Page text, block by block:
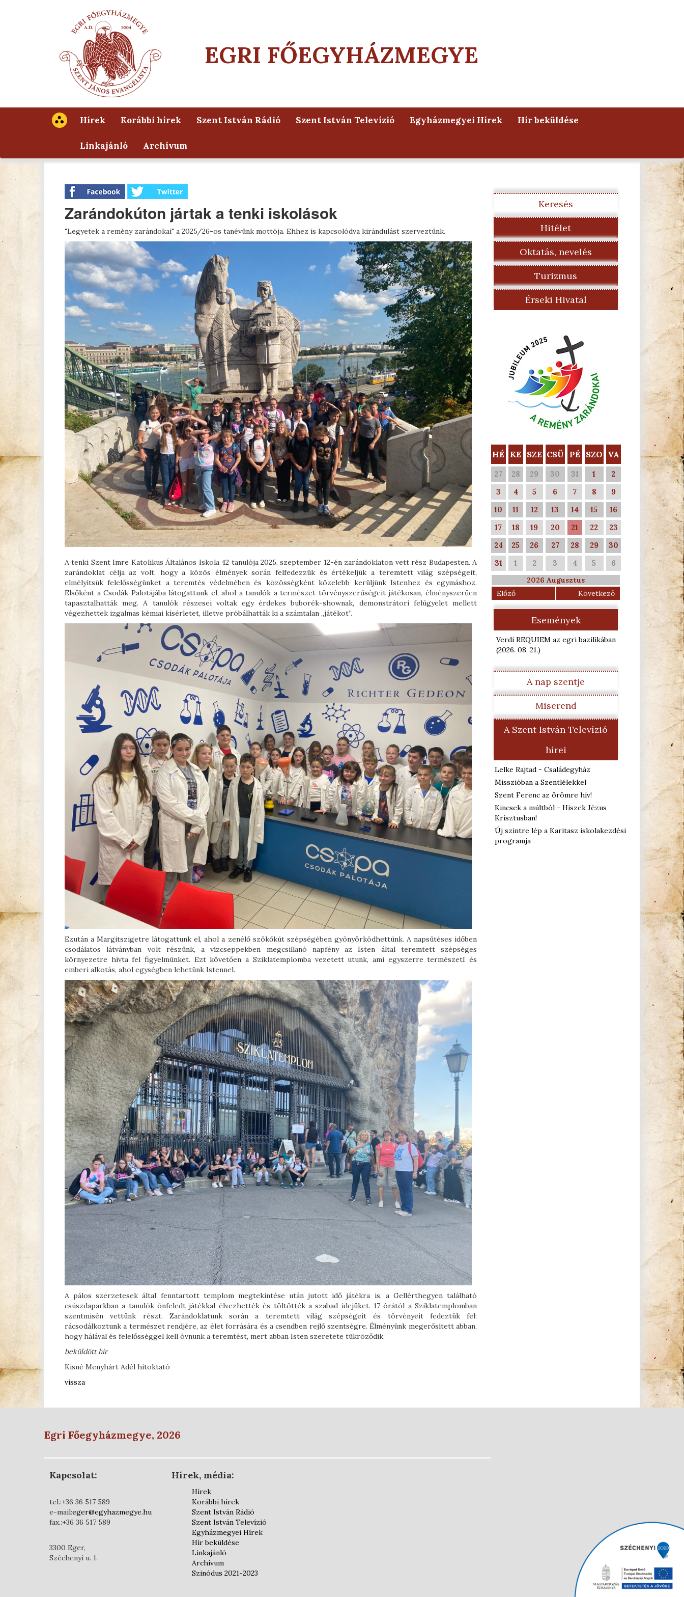
EGRI FŐEGYHÁZMEGYE
Hírek Korábbi hírek Szent István Rádió Szent István Televízió Egyházmegyei Hírek Hír beküldése
Linkajánló Archívum
Zarándokúton jártak a tenki iskolások
"Legyetek a remény zarándokai" a 2025/26-os tanévünk mottója. Ehhez is kapcsolódva kirándulást szerveztünk.
A tenki Szent Imre Katolikus Általános Iskola 42 tanulója 2025. szeptember 12-én zarándoklaton vett rész Budapesten. A
zarándoklat célja az volt, hogy a közös élmények során felfedezzük és értékeljük a teremtett világ szépségeit,
elmélyítsük felelősségünket a teremtés védelmében és közösségként közelebb kerüljünk Istenhez és egymáshoz.
Elsőként a Csodák Palotájába látogattunk el, ahol a tanulók a természet törvényszerűségeit játékosan, élményszerűen
tapasztalhatták meg. A tanulók részesei voltak egy érdekes buborék-shownak, demonstrátori felügyelet mellett
végezhettek izgalmas kémiai kísérletet, illetve próbálhatták ki a számtalan „játékot”.
Ezután a Margitszigetre látogattunk el, ahol a zenélő szökőkút szépségében gyönyörködhettünk. A napsütéses időben
csodálatos látványban volt részünk, a vízcseppekben megcsillanó napfény az Isten által teremtett szépséges
környezetre hívta fel figyelmünket. Ezt követően a Sziklatemplomba vezetett utunk, ami egyszerre természetI és
emberi alkotás, ahol egységben lehetünk Istennel.
A pálos szerzetesek által fenntartott templom megtekintése után jutott idő játékra is, a Gellérthegyen található
csúszdaparkban a tanulók önfeledt játékkal élvezhették és töltötték a szabad idejüket. 17 órától a Sziklatemplomban
szentmisén vettünk részt. Zarándoklatunk során a teremtett világ szépségeit és törvényeit fedeztük fel:
rácsodálkoztunk a természet rendjére, az élet forrására és a csendben rejlő szentségre. Élményünk megerősített abban,
hogy hálával és felelősséggel kell óvnunk a teremtést, mert abban Isten szeretete tükröződik.
beküldött hír
Kisné Menyhárt Adél hitoktató
vissza
Keresés
Hitélet
Oktatás, nevelés
Turizmus
Érseki Hivatal
HÉ KE SZE CSÜ PÉ SZO VA
27 28 29 30 31 1
2
3
4 5 6 7 8
9
10
11 12 13 14 15
16
17
18 19 20 21 22
23
24
25 26 27 28 29
30
31
1 2 3 4 5 6
2026 Augusztus
Előző
Következő
Események
Verdi REQUIEM az egri bazilikában
(2026. 08. 21.)
A nap szentje
Miserend
A Szent István Televízió
hírei
Lelke Rajtad - Családegyház
Misszióban a Szentlélekkel
Szent Ferenc az örömre hív!
Kincsek a múltból - Hiszek Jézus
Krisztusban!
Új szintre lép a Karitasz iskolakezdési
programja
Egri Főegyházmegye, 2026
Kapcsolat:
tel.:+36 36 517 589
e-mail:eger@egyhazmegye.hu
fax.:+36 36 517 589
3300 Eger,
Széchenyi u. 1.
Hírek, média:
Hírek
Korábbi hírek
Szent István Rádió
Szent István Televízió
Egyházmegyei Hírek
Hír beküldése
Linkajánló
Archívum
Szinódus 2021-2023